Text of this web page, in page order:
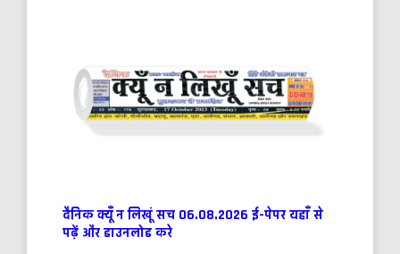
दैनिक क्यूँ न लिखूं सच 06.08.2026 ई-पेपर यहाँ से
पढ़ें और डाउनलोड करे